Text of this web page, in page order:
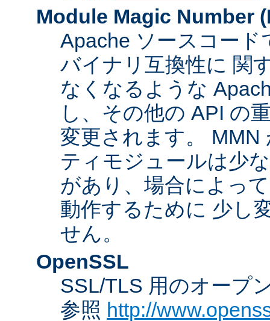
Module Magic Number (
Apache ソースコー
バイナリ互換性に 関
なくなるような
し、その他の API の
変更されます。
ティモジュールは少
があり、場合によっ
動作するために 少し
せん。
OpenSSL
SSL/TLS 用のオープ
参照 http://